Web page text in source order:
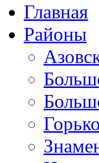
Главная
Районы